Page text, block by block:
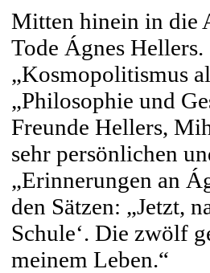
Mitten hinein in die
Tode Ágnes
„Kosmopolitismus
„Philosophie und
Freunde Hellers,
sehr persönlichen
„Erinnerungen an
den Sätzen: „Jetzt,
Schule‘. Die zwölf
meinem Leben.“